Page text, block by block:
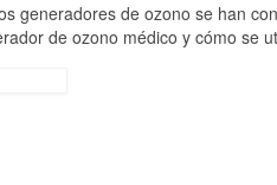
generadores de ozono se han
de ozono médico y cómo se